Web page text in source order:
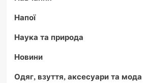
Напої
Наука та природа
Новини
Одяг, взуття, аксесуари та мода